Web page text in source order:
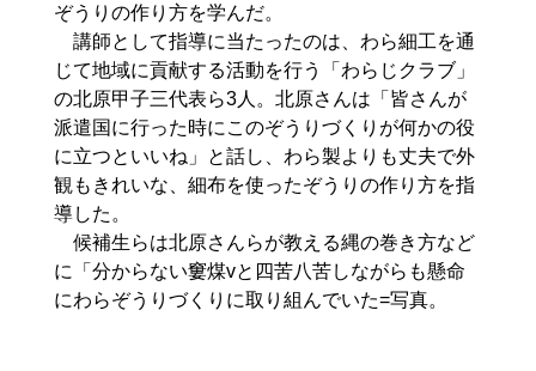
ぞうりの作り方を学んだ。
講師として指導に当たったのは、わら細工を通
じて地域に貢献する活動を行う「わらじクラブ」
の北原甲子三代表ら3人。北原さんは「皆さんが
派遣国に行った時にこのぞうりづくりが何かの役
に立つといいね」と話し、わら製よりも丈夫で外
観もきれいな、細布を使ったぞうりの作り方を指
導した。
候補生らは北原さんらが教える縄の巻き方など
に「分からない窶煤vと四苦八苦しながらも懸命
にわらぞうりづくりに取り組んでいた=写真。